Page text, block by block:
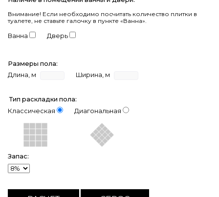
Внимание! Если необходимо посчитать количество плитки в
туалете, не ставьте галочку в пункте «Ванна».
Ванна Дверь
Размеры пола:
Длина, м
Ширина, м
Тип раскладки пола:
Классическая
Диагональная
Запас: